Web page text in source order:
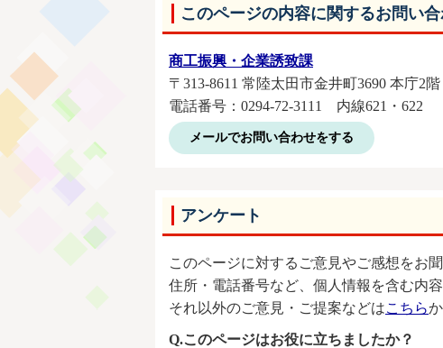
このページの内容に関するお問い
商工振興・企業誘致課
〒313-8611 常陸太田市金井町3690 本庁2階
電話番号：0294-72-3111 内線621・622
メールでお問い合わせをする
アンケート
このページに対するご意見やご感想をお
住所・電話番号など、個人情報を含む内
それ以外のご意見・ご提案などはこちら
Q.このページはお役に立ちましたか？